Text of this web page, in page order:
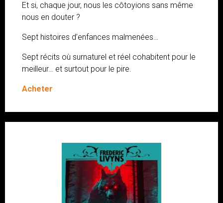
Et si, chaque jour, nous les côtoyions sans même
nous en douter ?
Sept histoires d’enfances malmenées…
Sept récits où surnaturel et réel cohabitent pour le
meilleur… et surtout pour le pire.
Acheter